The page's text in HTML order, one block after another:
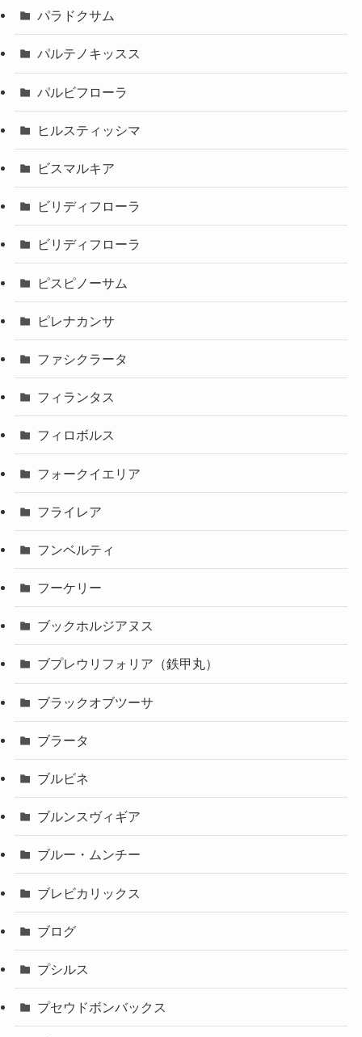
パラドクサム
パルテノキッスス
パルビフローラ
ヒルスティッシマ
ビスマルキア
ビリディフローラ
ビリディフローラ
ピスピノーサム
ピレナカンサ
ファシクラータ
フィランタス
フィロボルス
フォークイエリア
フライレア
フンベルティ
フーケリー
ブックホルジアヌス
ブプレウリフォリア（鉄甲丸）
ブラックオブツーサ
ブラータ
ブルビネ
ブルンスヴィギア
ブルー・ムンチー
ブレビカリックス
ブログ
プシルス
プセウドボンバックス